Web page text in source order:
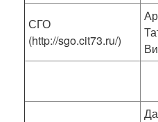
СГО
(http://sgo.cit73.ru/)